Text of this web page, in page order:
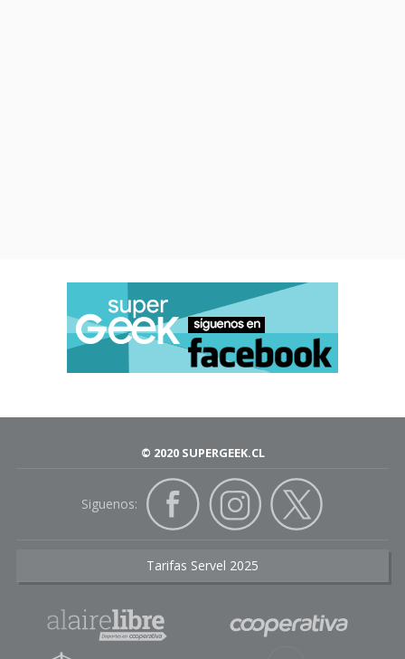
© 2020 SUPERGEEK.CL
Siguenos:
Tarifas Servel 2025